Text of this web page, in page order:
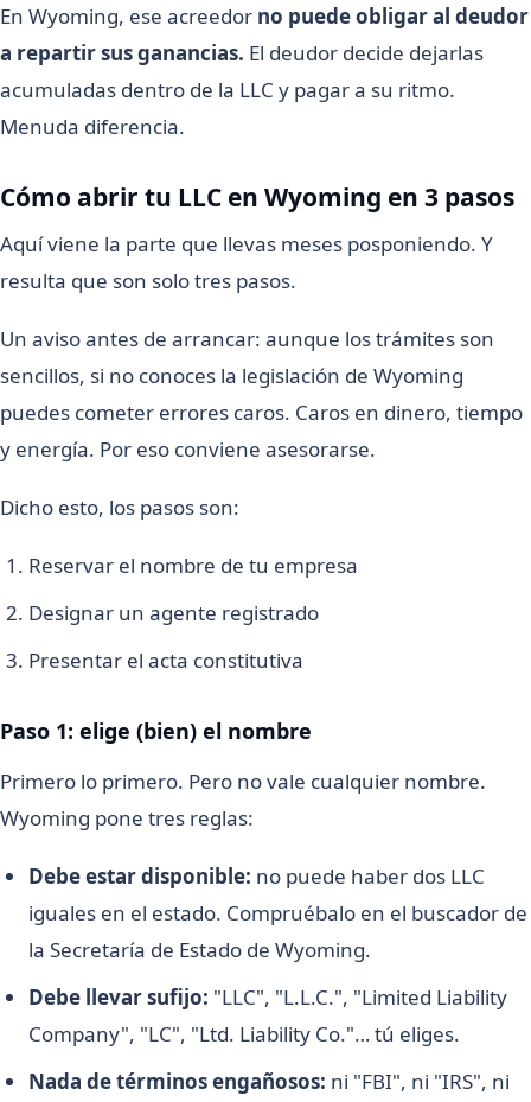
En Wyoming, ese acreedor no puede obligar al deudor
a repartir sus ganancias. El deudor decide dejarlas
acumuladas dentro de la LLC y pagar a su ritmo.
Menuda diferencia.
Cómo abrir tu LLC en Wyoming en 3 pasos
Aquí viene la parte que llevas meses posponiendo. Y
resulta que son solo tres pasos.
Un aviso antes de arrancar: aunque los trámites son
sencillos, si no conoces la legislación de Wyoming
puedes cometer errores caros. Caros en dinero, tiempo
y energía. Por eso conviene asesorarse.
Dicho esto, los pasos son:
Reservar el nombre de tu empresa
Designar un agente registrado
Presentar el acta constitutiva
Paso 1: elige (bien) el nombre
Primero lo primero. Pero no vale cualquier nombre.
Wyoming pone tres reglas:
Debe estar disponible: no puede haber dos LLC
iguales en el estado. Compruébalo en el buscador de
la Secretaría de Estado de Wyoming.
Debe llevar sufijo: "LLC", "L.L.C.", "Limited Liability
Company", "LC", "Ltd. Liability Co."… tú eliges.
Nada de términos engañosos: ni "FBI", ni "IRS", ni